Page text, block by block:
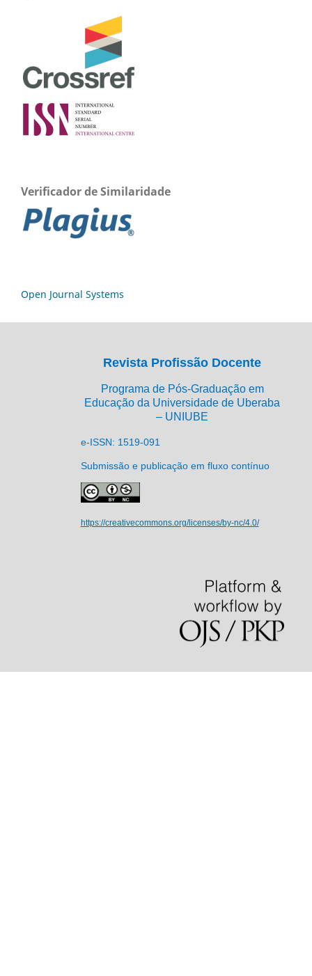
Verificador de Similaridade
Open Journal Systems
Revista Profissão Docente
Programa de Pós-Graduação em
Educação da Universidade de Uberaba
– UNIUBE
e-ISSN: 1519-091
Submissão e publicação em fluxo contínuo
https://creativecommons.org/licenses/by-nc/4.0/